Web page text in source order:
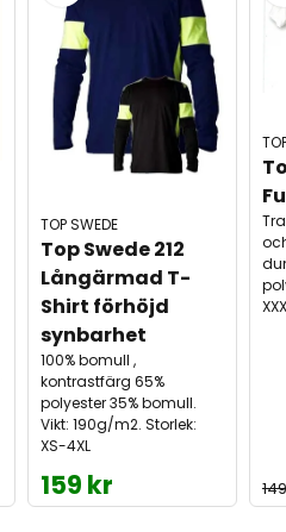
TOP SWEDE
Top Swede 212
Långärmad T-
Shirt förhöjd
synbarhet
100% bomull ,
kontrastfärg 65%
polyester 35% bomull.
Vikt: 190g/m2. Storlek:
XS-4XL
159 kr